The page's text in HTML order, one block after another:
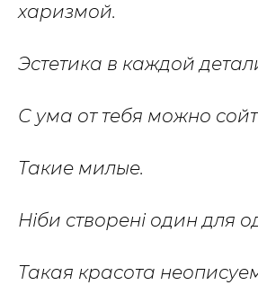
харизмой.
Эстетика в каждой
С ума от тебя можно
Такие милые.
Ніби створені один для
Такая красота